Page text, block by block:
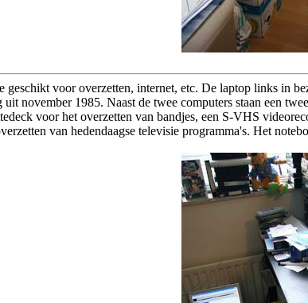
geschikt voor overzetten, internet, etc. De laptop links in
uit november 1985. Naast de twee computers staan een
voor het overzetten van bandjes, een S-VHS
van hedendaagse televisie programma's. Het